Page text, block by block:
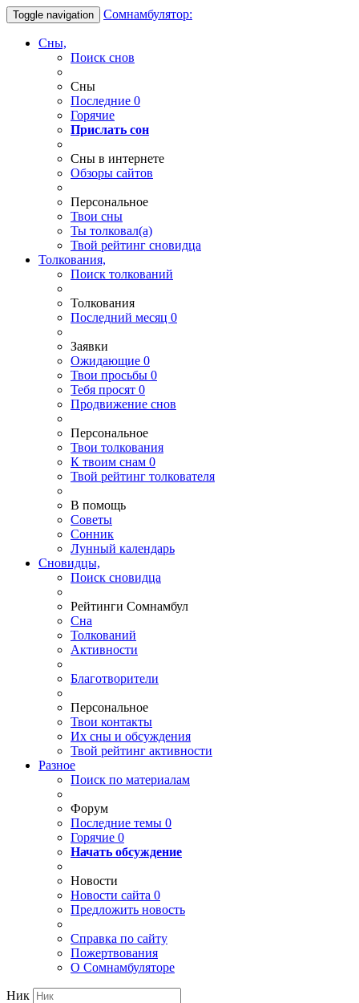
Toggle navigation Сомнамбулятор:
Сны,
Поиск снов
Сны
Последние 0
Горячие
Прислать сон
Сны в интернете
Обзоры сайтов
Персональное
Твои сны
Ты толковал(а)
Твой рейтинг сновидца
Толкования,
Поиск толкований
Толкования
Последний месяц 0
Заявки
Ожидающие 0
Твои просьбы 0
Тебя просят 0
Продвижение снов
Персональное
Твои толкования
К твоим снам 0
Твой рейтинг толкователя
В помощь
Советы
Сонник
Лунный календарь
Сновидцы,
Поиск сновидца
Рейтинги Сомнамбул
Сна
Толкований
Активности
Благотворители
Персональное
Твои контакты
Их сны и обсуждения
Твой рейтинг активности
Разное
Поиск по материалам
Форум
Последние темы 0
Горячие 0
Начать обсуждение
Новости
Новости сайта 0
Предложить новость
Справка по сайту
Пожертвования
О Сомнамбуляторе
Ник